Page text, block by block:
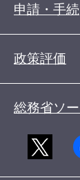
申請・手続
政策評価
総務省ソ